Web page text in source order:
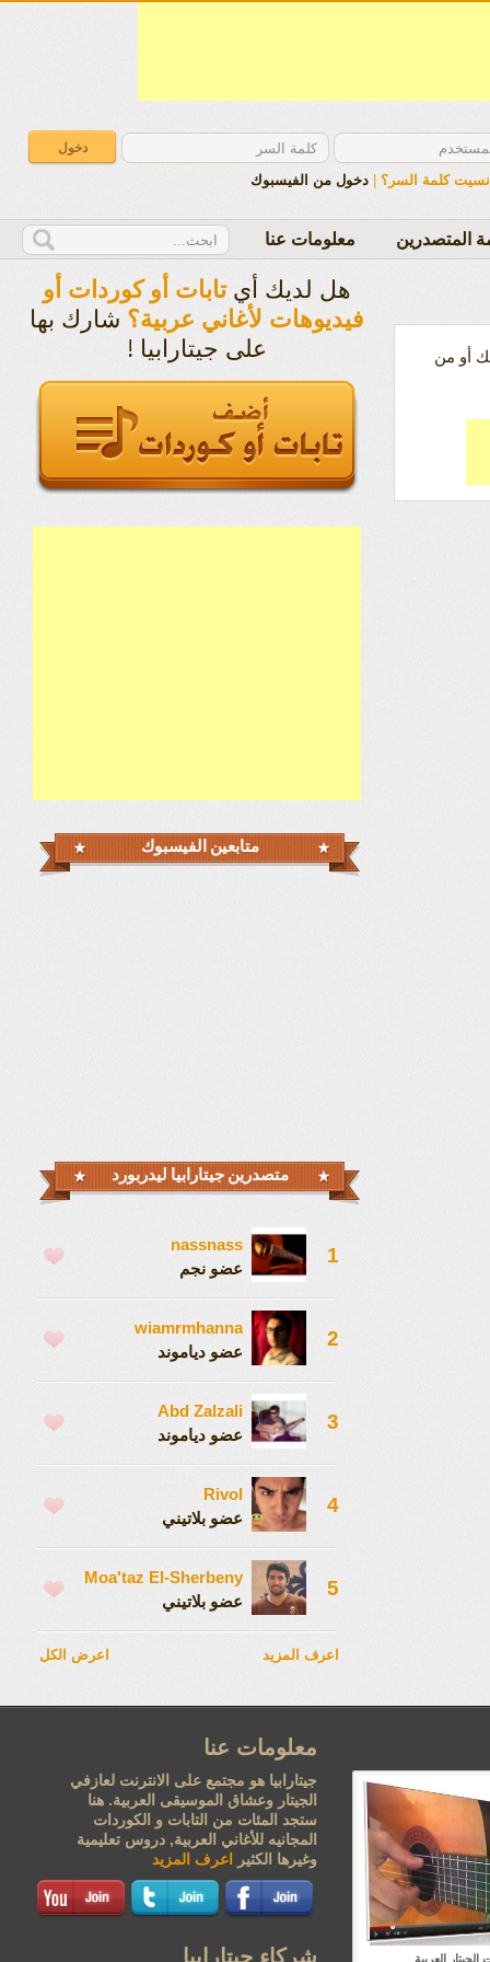
نسيت كلمة السر؟ دخول من الفيسبوك
المتصدرين معلومات عنا
أو من
هل لديك أيتابات أو كوردات أو
فيديوهات لأغاني عربية؟ شارك بها
على جيتارابيا !
متابعين الفيسبوك
متصدرين جيتارابيا ليدربورد
1
nassnass
عضو نجم
2
wiamrmhanna
عضو دياموند
3
Abd Zalzali
عضو دياموند
4
Rivol
عضو بلاتيني
5
Moa'taz El-Sherbeny
عضو بلاتيني
اعرف المزيد اعرض الكل
العربية
معلومات عنا
جيتارابيا هو مجتمع على الانترنت لعازفي
الجيتار وعشاق الموسيقى العربية. هنا
ستجد المئات من التابات و الكوردات
المجانيه للأغاني العربية, دروس تعليمية
وغيرها الكثير
اعرف المزيد
شركاء جيتارابيا